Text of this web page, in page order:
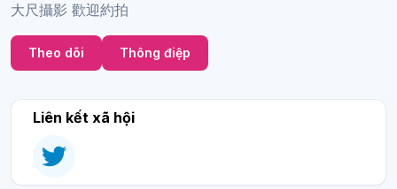
大尺攝影 歡迎約拍
Theo dõi Thông điệp
Liên kết xã hội